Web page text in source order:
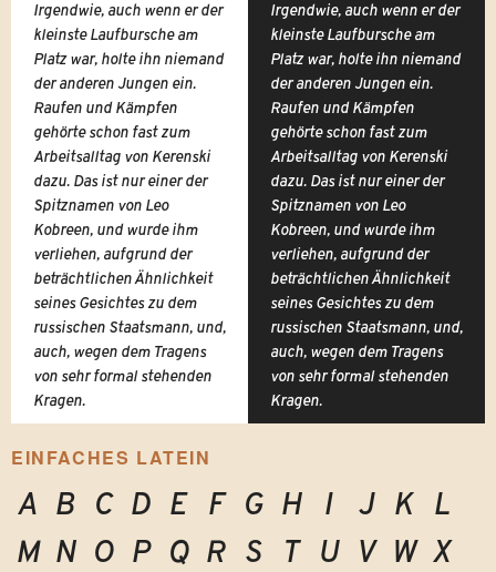
Irgendwie, auch wenn er der
kleinste Laufbursche am
Platz war, holte ihn niemand
der anderen Jungen ein.
Raufen und Kämpfen
gehörte schon fast zum
Arbeitsalltag von Kerenski
dazu. Das ist nur einer der
Spitznamen von Leo
Kobreen, und wurde ihm
verliehen, aufgrund der
beträchtlichen Ähnlichkeit
seines Gesichtes zu dem
russischen Staatsmann, und,
auch, wegen dem Tragens
von sehr formal stehenden
Kragen.
Irgendwie, auch wenn er der
kleinste Laufbursche am
Platz war, holte ihn niemand
der anderen Jungen ein.
Raufen und Kämpfen
gehörte schon fast zum
Arbeitsalltag von Kerenski
dazu. Das ist nur einer der
Spitznamen von Leo
Kobreen, und wurde ihm
verliehen, aufgrund der
beträchtlichen Ähnlichkeit
seines Gesichtes zu dem
russischen Staatsmann, und,
auch, wegen dem Tragens
von sehr formal stehenden
Kragen.
EINFACHES LATEIN
A B C D E F G H I J K L
M N O P Q R S T U V W X